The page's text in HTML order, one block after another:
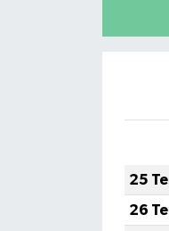
25
26